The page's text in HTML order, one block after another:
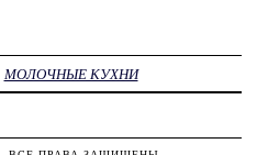
МОЛОЧНЫЕ КУХНИ